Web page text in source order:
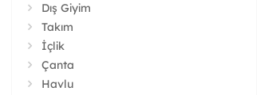
Dış Giyim
Takım
İçlik
Çanta
Havlu